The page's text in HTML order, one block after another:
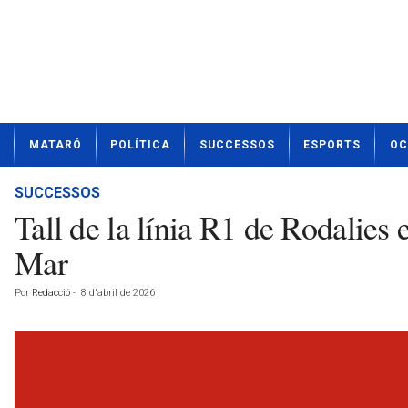
t
MATARÓ POLÍTICA SUCCESSOS ESPORTS OCI
SUCCESSOS
Tall de la línia R1 de Rodalies
Mar
Por Redacció - 8 d'abril de 2026